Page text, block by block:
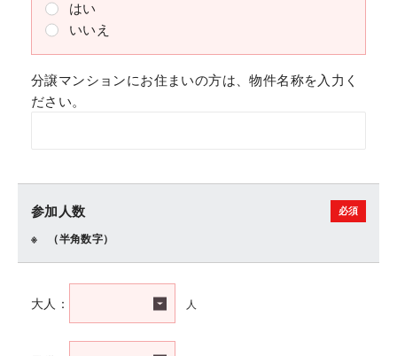
はい
いいえ
分譲マンションにお住まいの方は、物件名称を入力く
ださい。
参加人数
（半角数字）
大人： 人